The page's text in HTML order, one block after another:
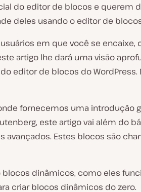
do editor de blocos e querem
deles usando o editor de
em que você se encaixe,
artigo lhe dará uma visão
editor de blocos do WordPress.
fornecemos uma introdução
este artigo vai além do
Estes blocos são
blocos dinâmicos, como eles
criar blocos dinâmicos do zero.